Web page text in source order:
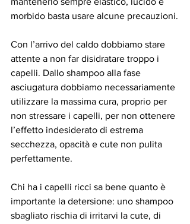
morbido basta usare alcune precauzioni.
Con l’arrivo del caldo dobbiamo stare
attente a non far disidratare troppo i
capelli. Dallo shampoo alla fase
asciugatura dobbiamo necessariamente
utilizzare la massima cura, proprio per
non stressare i capelli, per non ottenere
l’effetto indesiderato di estrema
secchezza, opacità e cute non pulita
perfettamente.
Chi ha i capelli ricci sa bene quanto è
importante la detersione: uno shampoo
sbagliato rischia di irritarvi la cute, di